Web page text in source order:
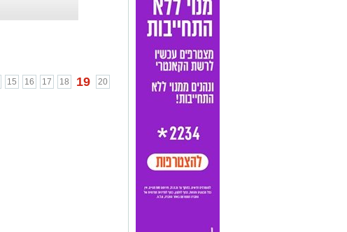
מלך הגונגל
15 16 17 18 19
20